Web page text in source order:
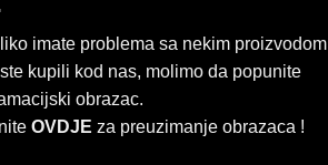
imate problema sa nekim proizvodom
kupili kod nas, molimo da popunite
obrazac.
OVDJE za preuzimanje obrazaca !